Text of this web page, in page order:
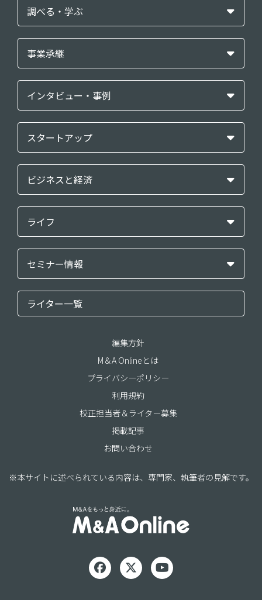
調べる・学ぶ
事業承継
インタビュー・事例
スタートアップ
ビジネスと経済
ライフ
セミナー情報
ライター一覧
編集方針
M＆A Onlineとは
プライバシーポリシー
利用規約
校正担当者＆ライター募集
掲載記事
お問い合わせ
※本サイトに述べられている内容は、専門家、執筆者の見解です。